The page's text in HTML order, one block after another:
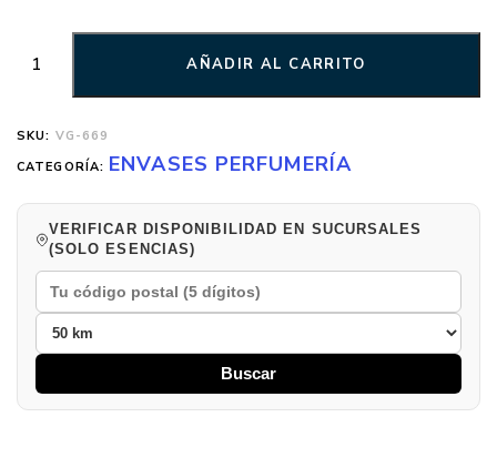
AÑADIR AL CARRITO
SKU: VG-669
CATEGORÍA: ENVASES PERFUMERÍA
VERIFICAR DISPONIBILIDAD EN SUCURSALES
(SOLO ESENCIAS)
Buscar